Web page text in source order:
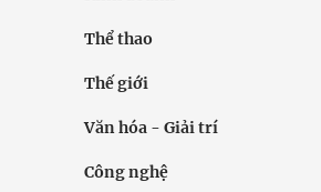
Thể thao
Thế giới
Văn hóa - Giải trí
Công nghệ